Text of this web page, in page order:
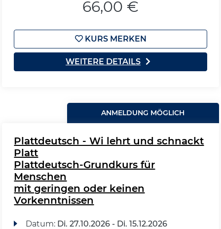
66,00 €
KURS MERKEN
WEITERE DETAILS
ANMELDUNG MÖGLICH
Plattdeutsch - Wi lehrt und schnackt
Platt
Plattdeutsch-Grundkurs für
Menschen
mit geringen oder keinen
Vorkenntnissen
Datum: Di. 27.10.2026 - Di. 15.12.2026